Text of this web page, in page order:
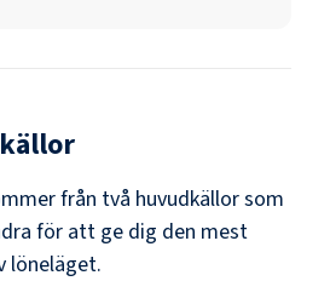
från två huvudkällor som
för att ge dig den mest
löneläget.